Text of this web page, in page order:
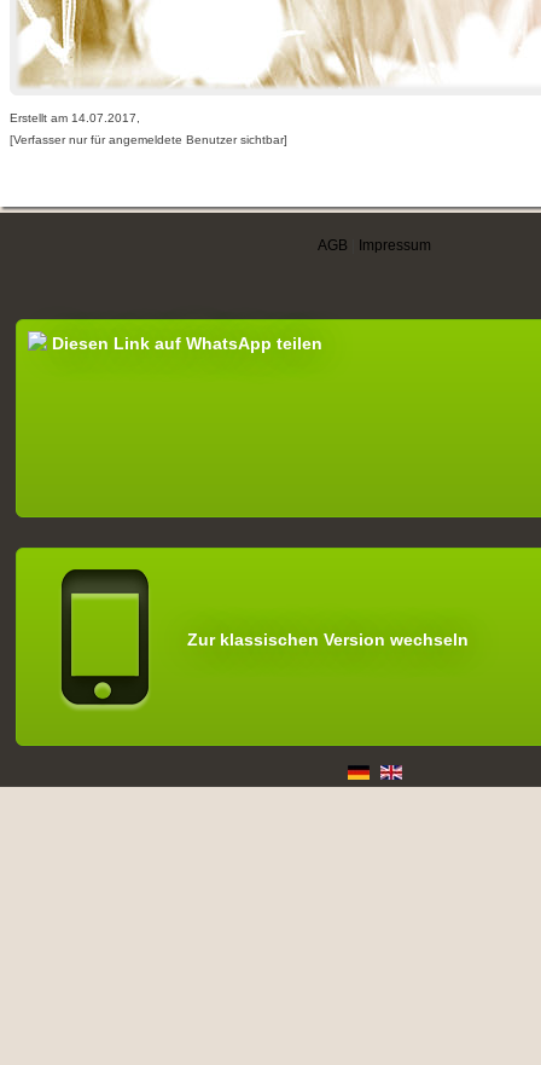
Erstellt am 14.07.2017,
[Verfasser nur für angemeldete Benutzer sichtbar]
AGB Impressum
Diesen Link auf WhatsApp teilen
Zur klassischen Version wechseln